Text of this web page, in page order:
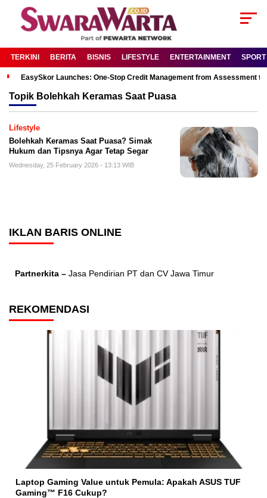
TERKINI BERITA BISNIS LIFESTYLE ENTERTAINMENT SPORT
EasySkor Launches: One-Stop Credit Management from Assessment
Topik Bolehkah Keramas Saat Puasa
Lifestyle
Bolehkah Keramas Saat Puasa? Simak
Hukum dan Tipsnya Agar Tetap Segar
Wednesday, 25 February 2026 - 13:13 WIB
IKLAN BARIS ONLINE
Partnerkita – Jasa Pendirian PT dan CV Jawa Timur
REKOMENDASI
Laptop Gaming Value untuk Pemula: Apakah ASUS TUF
Gaming™ F16 Cukup?